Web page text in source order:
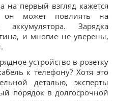
на первый взгляд кажется
может повлиять на
аккумулятора. Зарядка
и многие не уверены,
устройство в розетку
к телефону? Хотя это
деталью, эксперты
порядок в долгосрочной